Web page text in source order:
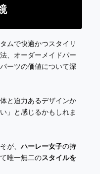
ムで快適かつスタイリ
、オーダーメイドパー
ーツの価値について深
と迫力あるデザインか
」と感じるかもしれま
が、ハーレー女子の持
唯一無二のスタイルを